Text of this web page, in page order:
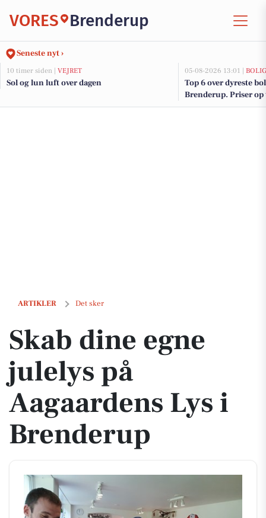
VORES Brenderup
Seneste nyt ›
10 timer siden | VEJRET
Sol og lun luft over dagen
05-08-2026 13:01 |
Top 6 over dyreste
Brenderup. Priser
ARTIKLER Det sker
Skab dine egne julelys på Aagaardens Lys i Brenderup
Skab dine egne
julelys på
Aagaardens Lys i
Brenderup